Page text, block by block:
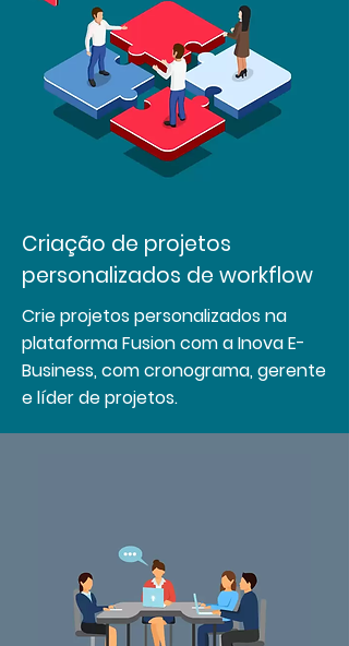
Criação de projetos
personalizados de workflow
Crie projetos personalizados na
plataforma Fusion com a Inova E-
Business, com cronograma, gerente
e líder de projetos.